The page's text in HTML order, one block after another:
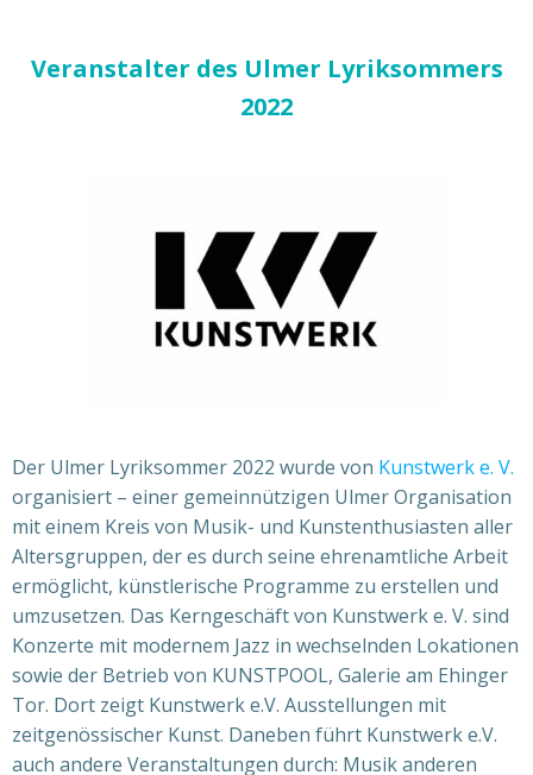
Veranstalter des Ulmer Lyriksommers
2022
Der Ulmer Lyriksommer 2022 wurde von Kunstwerk e. V.
organisiert – einer gemeinnützigen Ulmer Organisation
mit einem Kreis von Musik- und Kunst­enthusiasten aller
Altersgruppen, der es durch seine ehrenamtliche Arbeit
ermöglicht, künstlerische Programme zu erstellen und
umzusetzen. Das Kerngeschäft von Kunstwerk e. V. sind
Konzerte mit modernem Jazz in wechselnden Lokationen
sowie der Betrieb von KUNSTPOOL, Galerie am Ehinger
Tor. Dort zeigt Kunstwerk e.V. Ausstellungen mit
zeitgenös­sischer Kunst. Daneben führt Kunstwerk e.V.
auch andere Veranstaltungen durch: Musik anderen